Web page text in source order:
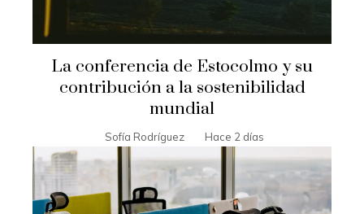
La conferencia de Estocolmo y su
contribución a la sostenibilidad
mundial
Sofía Rodríguez Hace 2 días